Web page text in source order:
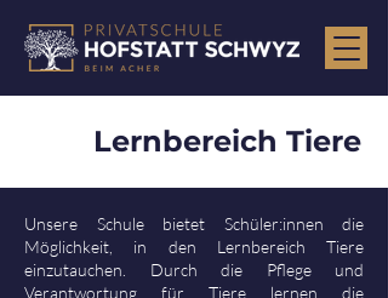
Lernbereich Tiere
Unsere Schule bietet Schüler:innen die
Möglichkeit, in den Lernbereich Tiere
einzutauchen. Durch die Pflege und
Verantwortung für Tiere lernen die